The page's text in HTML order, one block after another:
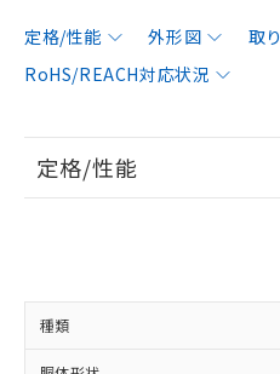
定格/性能 外形図 取
RoHS/REACH対応状況
定格/性能
種類